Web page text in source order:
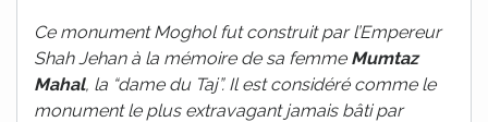
Ce monument Moghol fut construit par l’Empereur
Shah Jehan à la mémoire de sa femme Mumtaz
Mahal, la “dame du Taj”. Il est considéré comme le
monument le plus extravagant jamais bâti par